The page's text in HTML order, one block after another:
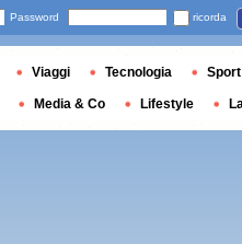
Password ricorda
Viaggi Tecnologia Sport
Media & Co Lifestyle